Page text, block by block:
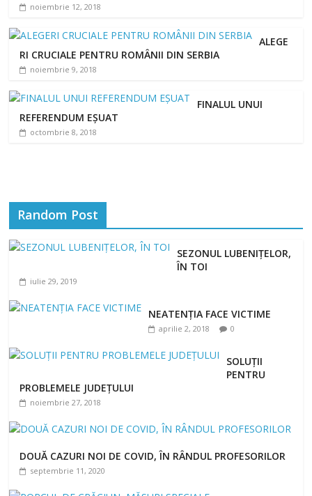
noiembrie 12, 2018
ALEGE
RI CRUCIALE PENTRU ROMÂNII DIN SERBIA
noiembrie 9, 2018
FINALUL UNUI
REFERENDUM EȘUAT
octombrie 8, 2018
Random Post
SEZONUL LUBENIȚELOR,
ÎN TOI
iulie 29, 2019
NEATENŢIA FACE VICTIME
aprilie 2, 2018 0
SOLUȚII
PENTRU
PROBLEMELE JUDEȚULUI
noiembrie 27, 2018
DOUĂ CAZURI NOI DE COVID, ÎN RÂNDUL PROFESORILOR
septembrie 11, 2020